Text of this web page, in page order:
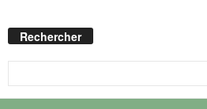
Rechercher